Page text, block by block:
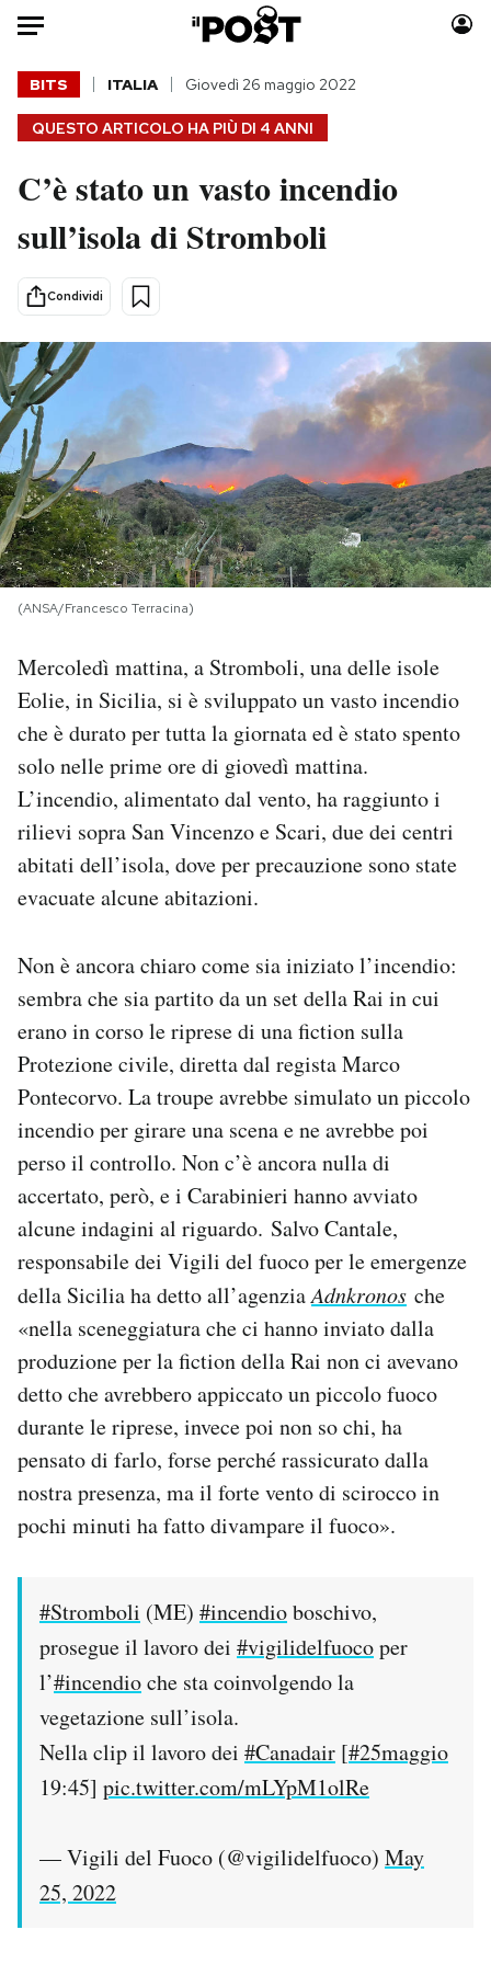
Auto
HOME
Italia
Politica
Tecnologia
Internet
Scienza
Cultura
Economia
Sport
Moda
Consumismi
Media
Europa
Altrecose
Mondiali calcio 2026
PODCAST
NEWSLETTER
I MIEI PREFERITI
CALENDARIO
AREA PERSONALE
Newsletter
Notifiche mobile
Regala il Post
Hai bisogno di aiuto?
QUESTO ARTICOLO HA PIÙ DI 4 ANNI
BITS ITALIA Giovedì 26 maggio 2022
C’è stato un vasto incendio
sull’isola di Stromboli
Condividi
(ANSA/Francesco Terracina)
Mercoledì mattina, a Stromboli, una delle isole
Eolie, in Sicilia, si è sviluppato un vasto incendio
che è durato per tutta la giornata ed è stato spento
solo nelle prime ore di giovedì mattina.
L’incendio, alimentato dal vento, ha raggiunto i
rilievi sopra San Vincenzo e Scari, due dei centri
abitati dell’isola, dove per precauzione sono state
evacuate alcune abitazioni.
Non è ancora chiaro come sia iniziato l’incendio:
sembra che sia partito da un set della Rai in cui
erano in corso le riprese di una fiction sulla
Protezione civile, diretta dal regista Marco
Pontecorvo. La troupe avrebbe simulato un piccolo
incendio per girare una scena e ne avrebbe poi
perso il controllo. Non c’è ancora nulla di
accertato, però, e i Carabinieri hanno avviato
alcune indagini al riguardo. Salvo Cantale,
responsabile dei Vigili del fuoco per le emergenze
della Sicilia ha detto all’agenziaAdnkronos che
«nella sceneggiatura che ci hanno inviato dalla
produzione per la fiction della Rai non ci avevano
detto che avrebbero appiccato un piccolo fuoco
durante le riprese, invece poi non so chi, ha
pensato di farlo, forse perché rassicurato dalla
nostra presenza, ma il forte vento di scirocco in
pochi minuti ha fatto divampare il fuoco».
#Stromboli (ME) #incendioboschivo,
prosegue il lavoro dei #vigilidelfuocoper
l’#incendioche sta coinvolgendo la
vegetazione sull’isola.
Nella clip il lavoro dei #Canadair [#25maggio
19:45] pic.twitter.com/mLYpM1olRe
— Vigili del Fuoco (@vigilidelfuoco) May
25, 2022